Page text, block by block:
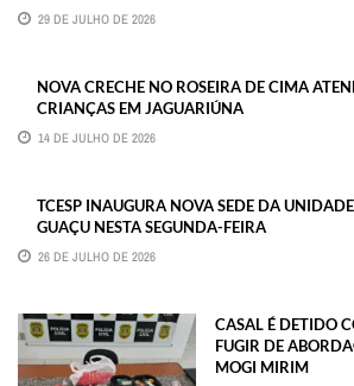
29 DE JULHO DE 2026
NOVA CRECHE NO ROSEIRA DE CIMA
CRIANÇAS EM JAGUARIÚNA
14 DE JULHO DE 2026
TCESP INAUGURA NOVA SEDE DA
GUAÇU NESTA SEGUNDA-FEIRA
26 DE JULHO DE 2026
CASAL É DETIDO
FUGIR DE
MOGI MIRIM